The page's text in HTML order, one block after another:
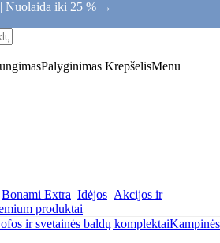
Nuolaida iki 25 % →
Palyginimas KrepšelisMenu
Bonami Extra Idėjos Akcijos ir
produktai
ir svetainės baldų komplektaiKampinės